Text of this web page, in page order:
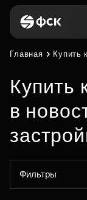
Главная Купить
Купить
в
Фильтры